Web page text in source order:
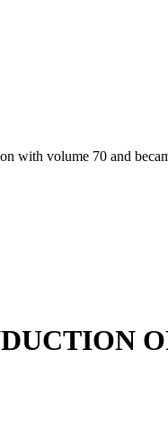
with volume 70 and